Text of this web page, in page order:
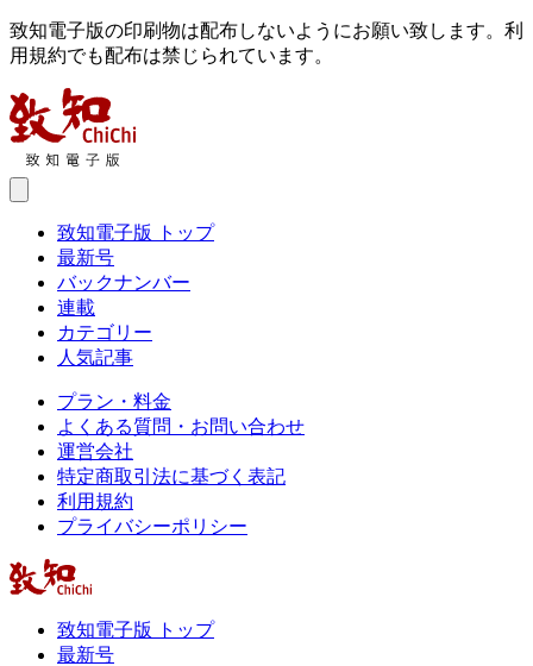
致知電子版の印刷物は配布しないようにお願い致します。利
用規約でも配布は禁じられています。
致知電子版 トップ
最新号
バックナンバー
連載
カテゴリー
人気記事
プラン・料金
よくある質問・お問い合わせ
運営会社
特定商取引法に基づく表記
利用規約
プライバシーポリシー
致知電子版 トップ
最新号